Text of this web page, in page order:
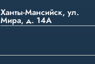
Ханты-Мансийск, ул.
Мира, д. 14А